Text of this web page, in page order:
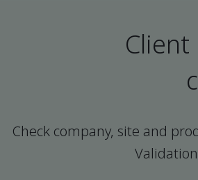
Check company, site and